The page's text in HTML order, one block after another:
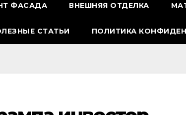
ФАСАДА ВНЕШНЯЯ ОТДЕЛКА
СТАТЬИ ПОЛИТИКА